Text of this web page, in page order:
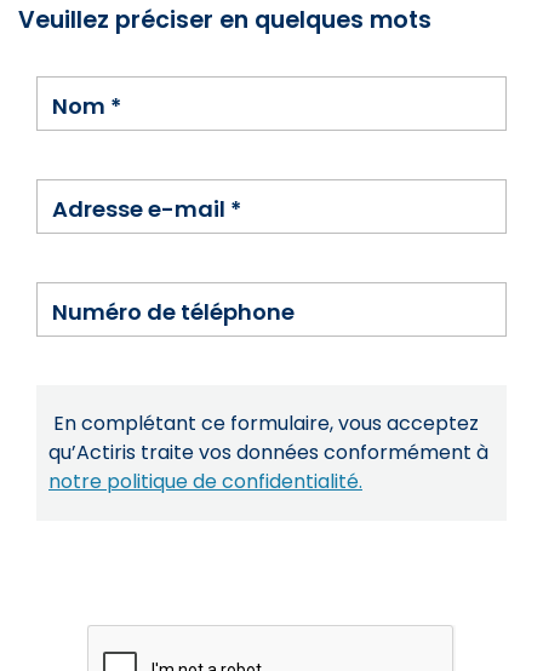
Veuillez préciser en quelques mots
Nom *
Adresse e-mail *
Numéro de téléphone
En complétant ce formulaire, vous acceptez
qu’Actiris traite vos données conformément à
notre politique de confidentialité.